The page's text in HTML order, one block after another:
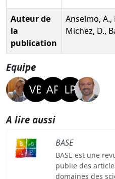
Auteur de
la
publication
Anselmo, A.,
Michez, D.,
Equipe
A lire aussi
BASE
BASE est une
publie des
domaines des